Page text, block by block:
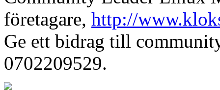
företagare, http://
Ge ett bidrag till
0702209529.